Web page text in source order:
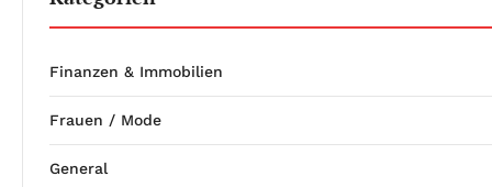
Finanzen & Immobilien
Frauen / Mode
General